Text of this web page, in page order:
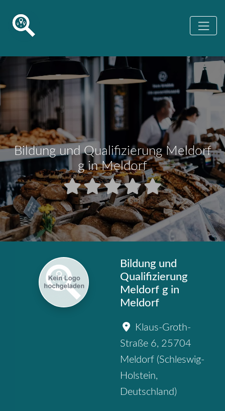
Bildung und Qualifizierung Meldorf
g in Meldorf
Bildung und
Qualifizierung
Meldorf g in
Meldorf
Klaus-Groth-
Straße 6, 25704
Meldorf (Schleswig-
Holstein,
Deutschland)